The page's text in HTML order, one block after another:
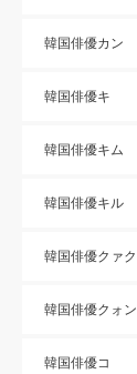
韓国俳優カン
韓国俳優キ
韓国俳優キム
韓国俳優キル
韓国俳優クァク
韓国俳優クォン
韓国俳優コ